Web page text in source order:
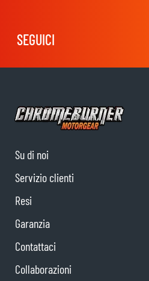
SEGUICI
Su di noi
Servizio clienti
Resi
Garanzia
Contattaci
Collaborazioni